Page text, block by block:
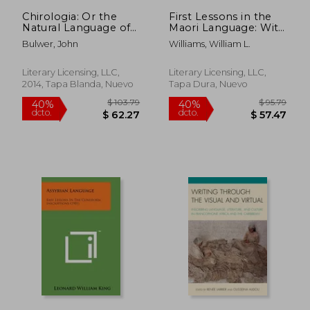
Chirologia: Or the
Natural Language of
the Hand (en Inglés)
Bulwer, John
Literary Licensing, LLC,
2014, Tapa Blanda, Nuevo
First Lessons in the
Maori Language: With
a Short Vocabulary
(en Inglés)
Williams, William L.
Literary Licensing, LLC,
Tapa Dura, Nuevo